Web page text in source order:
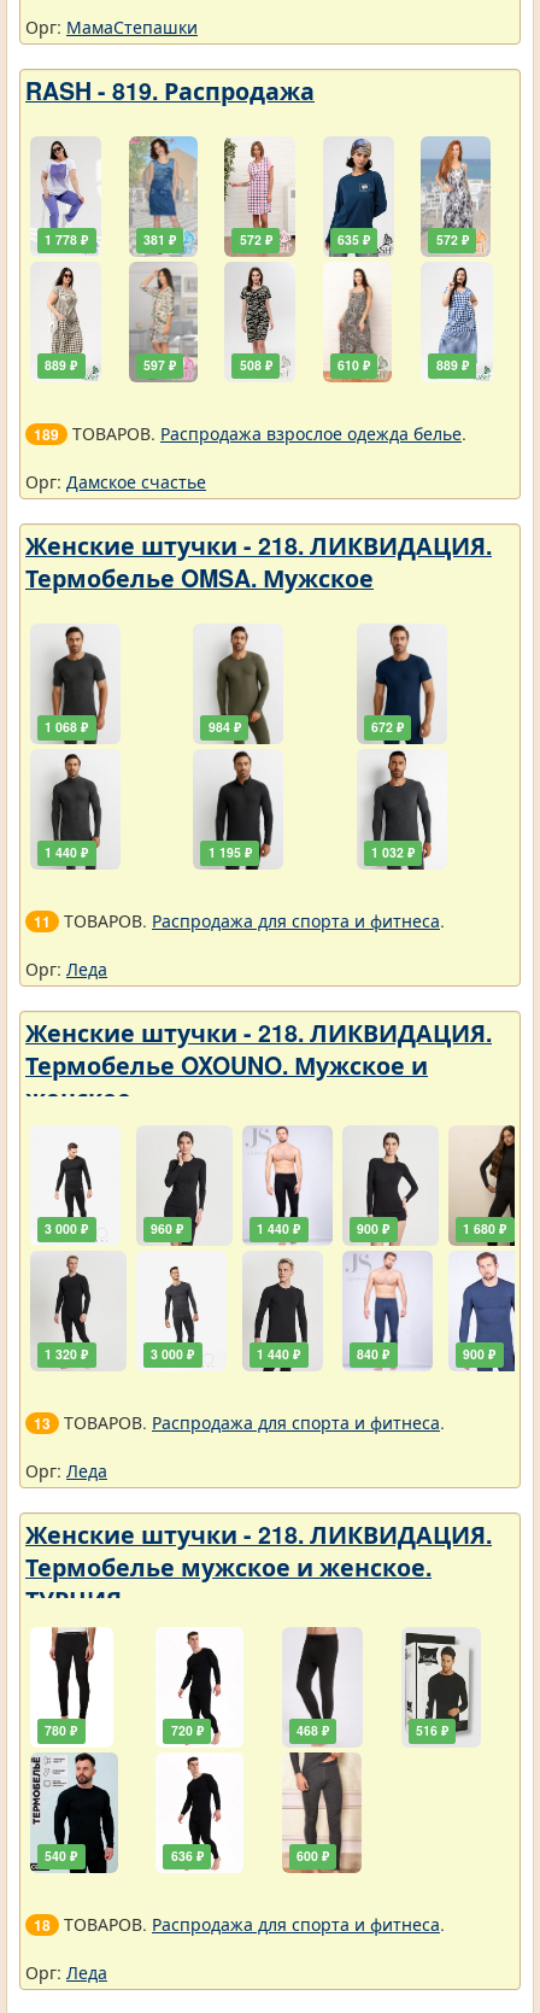
Орг: МамаСтепашки
RASH - 819. Распродажа
1 778 ₽
889 ₽
381 ₽
597 ₽
572 ₽
508 ₽
635 ₽
610 ₽
572 ₽
889 ₽
189 ТОВАРОВ. Распродажа взрослое одежда белье.
Орг: Дамское счастье
Женские штучки - 218. ЛИКВИДАЦИЯ.
Термобелье OMSA. Мужское
1 068 ₽
1 440 ₽
984 ₽
1 195 ₽
672 ₽
1 032 ₽
11 ТОВАРОВ. Распродажа для спорта и фитнеса.
Орг: Леда
Женские штучки - 218. ЛИКВИДАЦИЯ.
Термобелье OXOUNO. Мужское и
женское
3 000 ₽
1 320 ₽
960 ₽
3 000 ₽
1 440 ₽
1 440 ₽
900 ₽
840 ₽
1 680 ₽
900 ₽
13 ТОВАРОВ. Распродажа для спорта и фитнеса.
Орг: Леда
Женские штучки - 218. ЛИКВИДАЦИЯ.
Термобелье мужское и женское.
ТУРЦИЯ
780 ₽
540 ₽
720 ₽
636 ₽
468 ₽
600 ₽
516 ₽
18 ТОВАРОВ. Распродажа для спорта и фитнеса.
Орг: Леда